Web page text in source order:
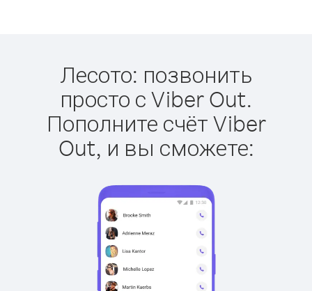
Лесото: позвонить
просто с Viber Out.
Пополните счёт Viber
Out, и вы сможете: